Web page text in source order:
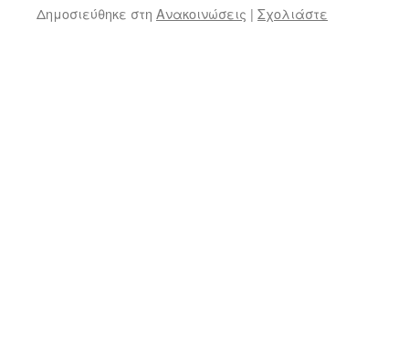
Δημοσιεύθηκε στη Ανακοινώσεις | Σχολιάστε